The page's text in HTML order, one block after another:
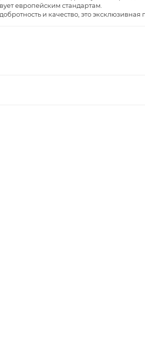
европейским стандартам.
и качество, это эксклюзивная